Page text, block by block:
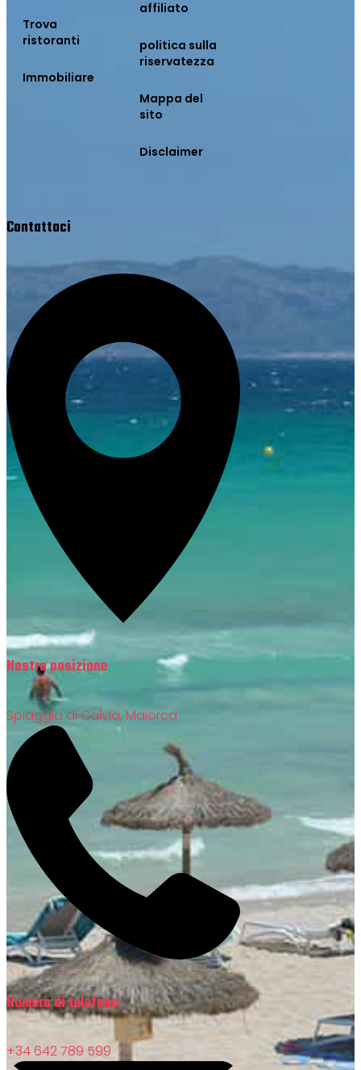
Trova
ristoranti
Immobiliare
affiliato
politica sulla
riservatezza
Mappa del
sito
Disclaimer
Contattaci
Nostra posizione
Spiaggia di Calvia, Maiorca
Numero di telefono
+34 642 789 599